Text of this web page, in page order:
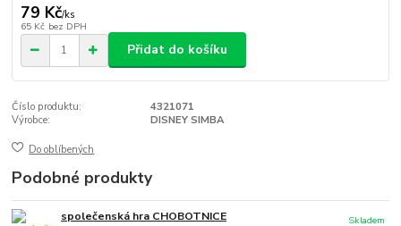
79 Kč/ks
65 Kč bez DPH
Přidat do košíku
Číslo produktu:
4321071
Výrobce:
DISNEY SIMBA
Do oblíbených
Podobné produkty
společenská hra CHOBOTNICE
Skladem